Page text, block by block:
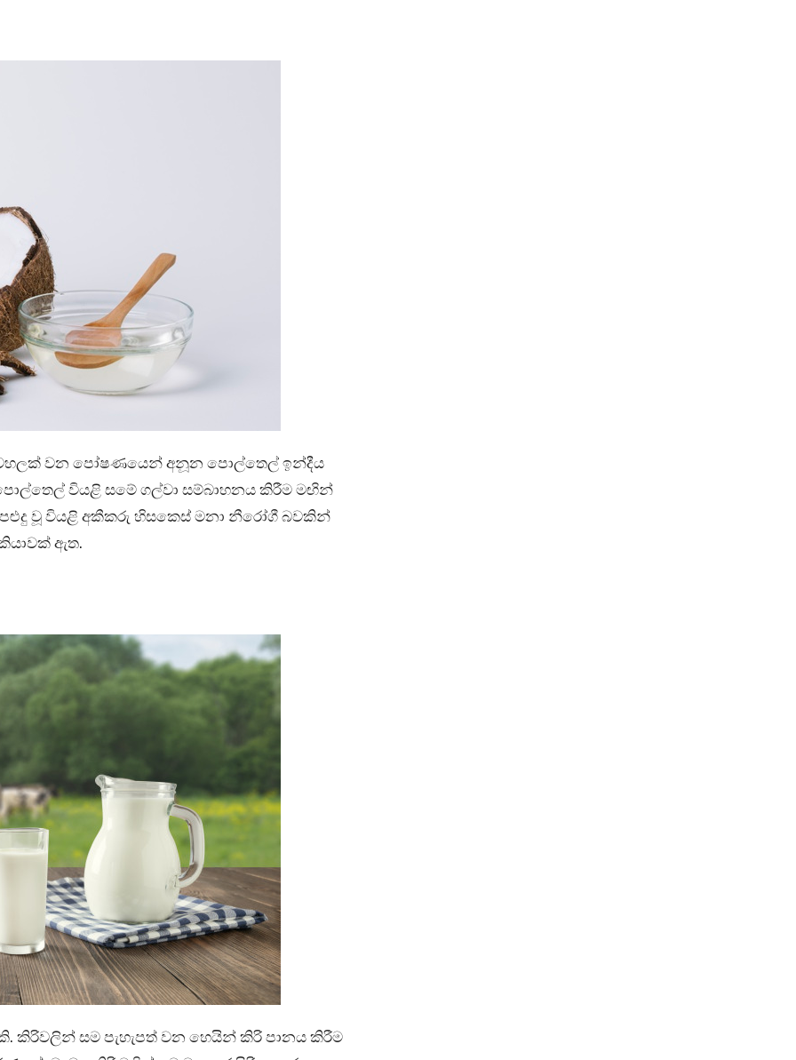
වන පෝෂණයෙන් අනූන පොල්තෙල් ඉන්දීය
පොල්තෙල් වියළි සමේ ගල්වා සම්බාහනය කිරීම මඟින්
වූ වියළි අකීකරු හිසකෙස් මනා නීරෝගී බවකින්
ඇත.
කිරිවලින් සම පැහැපත් වන හෙයින් කිරි පානය කිරීම